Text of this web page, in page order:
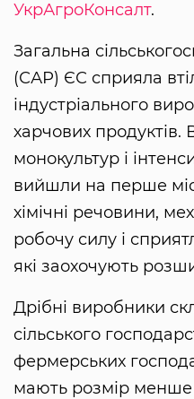
УкрАгроКонсалт.
Загальна
(САР) ЄС сприяла
індустріального
харчових
монокультур і
вийшли на перше
хімічні речовини,
робочу силу і
які заохочують
Дрібні виробники
сільського
фермерських
мають розмір менше